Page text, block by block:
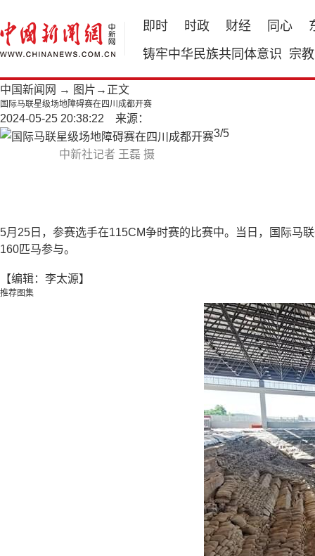
即时 时政 财经 同心
铸牢中华民族共同体意识 宗教
中国新闻网 → 图片 →正文
国际马联星级场地障碍赛在四川成都开赛
2024-05-25 20:38:22 来源：
中新社记者 王磊 摄
3/5
5月25日，参赛选手在115CM争时赛的比赛中。当日，国际马
160匹马参与。
【编辑：李太源】
推荐图集